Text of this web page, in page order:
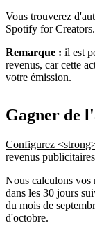
Vous trouverez
Spotify for Creators.
Remarque : il est
revenus, car cette
votre émission.
Gagner de
Configurez
revenus
Nous calculons vos
dans les 30 jours
du mois de
d'octobre.